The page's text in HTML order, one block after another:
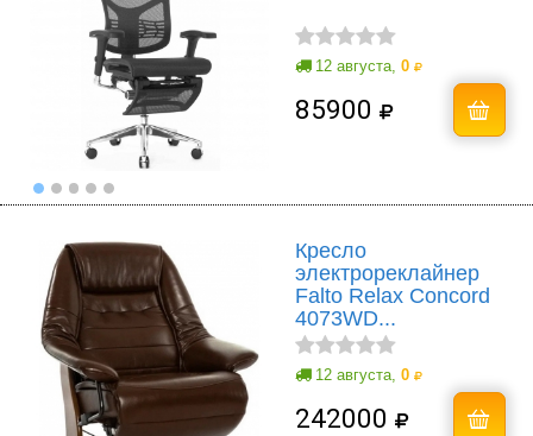
12 августа, 0
85900
Кресло
электрореклайнер
Falto Relax Concord
4073WD...
12 августа, 0
242000